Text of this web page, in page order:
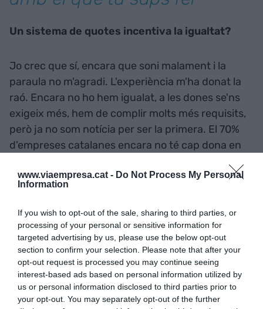
www.viaempresa.cat - Do Not Process My Personal
Information
If you wish to opt-out of the sale, sharing to third parties, or
processing of your personal or sensitive information for
targeted advertising by us, please use the below opt-out
section to confirm your selection. Please note that after your
opt-out request is processed you may continue seeing
interest-based ads based on personal information utilized by
us or personal information disclosed to third parties prior to
your opt-out. You may separately opt-out of the further
Un sistema de quotes incentiva la igualtat?
Jo crec que sí, encara que soni malament i la
paraula no m'agradi. L'experiència m'ha donat la
raó. Encara no ho hem igualat, a les dones se'ns
exigeix més, hem de complir molts més requisits,
però ja no som notícia per ser la primera. El 70%
d'empreses catalanes encara no té cap dona en
adequadament? Sí, però hi ha mesures que ens
maternal; el sou... si una dona ocupa un lloc
directiu i cobra més que el llindar que té la
seguretat social, l'empresa no està obligada a
pagar-li la diferència. Aquestes situacions fa que
hi hagi empreses que no vulguin dones en edat de
tenir fills en càrrecs directius. I perquè arribin
moltes dones a dalt, és important que n'hi hagi